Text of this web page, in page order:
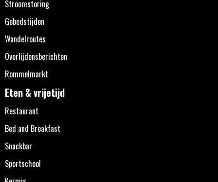
Stroomstoring
Gebedstijden
Wandelroutes
Overlijdensberichten
Rommelmarkt
Eten & vrijetijd
Restaurant
Bed and Breakfast
Snackbar
Sportschool